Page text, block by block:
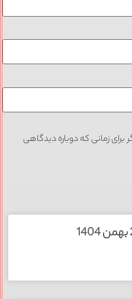
برای زمانی که دوباره دیدگاهی